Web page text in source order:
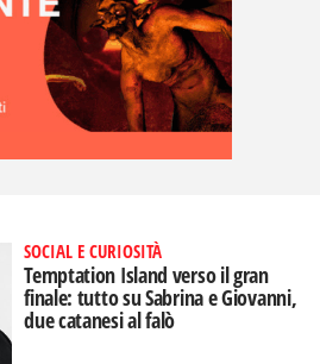
SOCIAL E CURIOSITÀ
Temptation Island verso il gran
finale: tutto su Sabrina e Giovanni,
due catanesi al falò